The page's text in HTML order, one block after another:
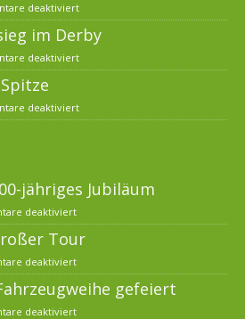
deaktiviert
im Derby
deaktiviert
deaktiviert
jähriges Jubiläum
deaktiviert
Tour
deaktiviert
gefeiert
deaktiviert